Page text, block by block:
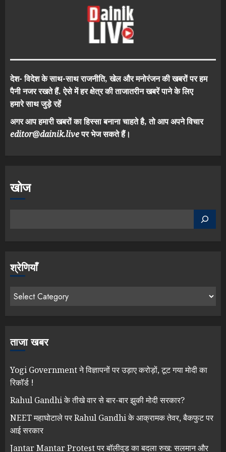
देश- विदेश के साथ-साथ राजनीति, खेल और मनोरंजन की खबरों पर हम
पैनी नजर रखते हैं. ऐसे में हर क्षेत्र की ताजातरीन खबरें पाने के लिए
हमारे साथ जुड़े रहें
अगर आप हमारी खबरों का हिस्सा बनाना चाहते है, तो आप अपने विचार
editor@dainik.liveपर भेज सकते हैं।
खोज
श्रेणियाँ
ताजा खबर
Yogi Government ने विज्ञापनों पर उड़ाए करोड़ों, टूट गया मोदी का
रिकॉर्ड !
Rahul Gandhi के तीखे वार से बार-बार झुकी मोदी सरकार?
NEET महाघोटाले पर Rahul Gandhi के आक्रामक तेवर, बैकफुट पर
आई सरकार
Jantar Mantar Protest पर बॉलीवुड का बदला रुख: सलमान और